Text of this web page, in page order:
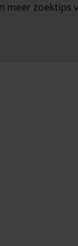
meer zoektips